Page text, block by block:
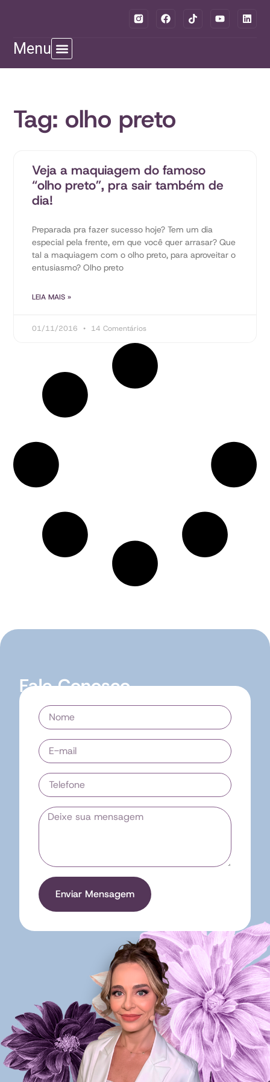
Menu
Tag: olho preto
Veja a maquiagem do famoso
“olho preto”, pra sair também de
dia!
Preparada pra fazer sucesso hoje? Tem um dia
especial pela frente, em que você quer arrasar? Que
tal a maquiagem com o olho preto, para aproveitar o
entusiasmo? Olho preto
LEIA MAIS »
01/11/2016 14 Comentários
Fale Conosco
Enviar Mensagem